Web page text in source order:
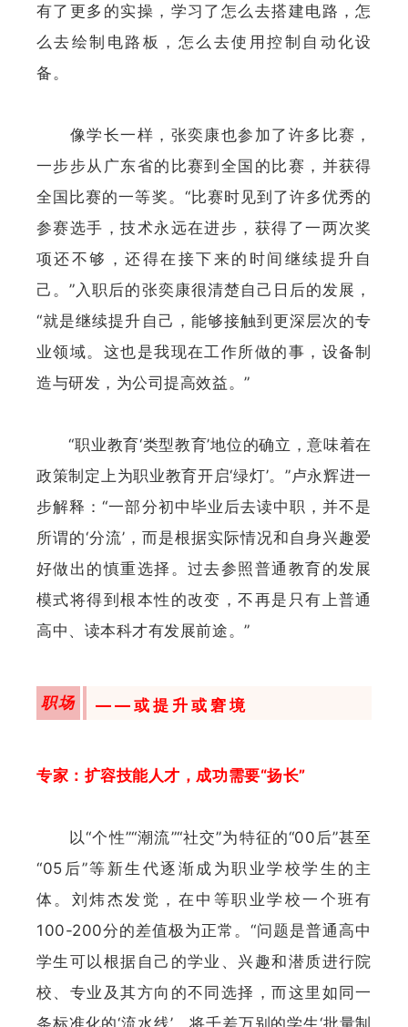
有了更多的实操，学习了怎么去搭建电路，怎
么去绘制电路板，怎么去使用控制自动化设
备。
像学长一样，张奕康也参加了许多比赛，
一步步从广东省的比赛到全国的比赛，并获得
全国比赛的一等奖。“比赛时见到了许多优秀的
参赛选手，技术永远在进步，获得了一两次奖
项还不够，还得在接下来的时间继续提升自
己。”入职后的张奕康很清楚自己日后的发展，
“就是继续提升自己，能够接触到更深层次的专
业领域。这也是我现在工作所做的事，设备制
造与研发，为公司提高效益。”
“职业教育‘类型教育’地位的确立，意味着在
政策制定上为职业教育开启‘绿灯’。”卢永辉进一
步解释：“一部分初中毕业后去读中职，并不是
所谓的‘分流’，而是根据实际情况和自身兴趣爱
好做出的慎重选择。过去参照普通教育的发展
模式将得到根本性的改变，不再是只有上普通
高中、读本科才有发展前途。”
职场 ——或提升或窘境
专家：扩容技能人才，成功需要“扬长”
以“个性”“潮流”“社交”为特征的“00后”甚至
“05后”等新生代逐渐成为职业学校学生的主
体。刘炜杰发觉，在中等职业学校一个班有
100-200分的差值极为正常。“问题是普通高中
学生可以根据自己的学业、兴趣和潜质进行院
校、专业及其方向的不同选择，而这里如同一
条标准化的‘流水线’，将千差万别的学生‘批量制